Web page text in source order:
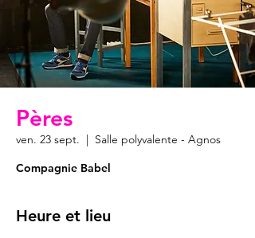
Pères
ven. 23 sept.
  |
Salle polyvalente - Agnos
Compagnie Babel
Heure et lieu